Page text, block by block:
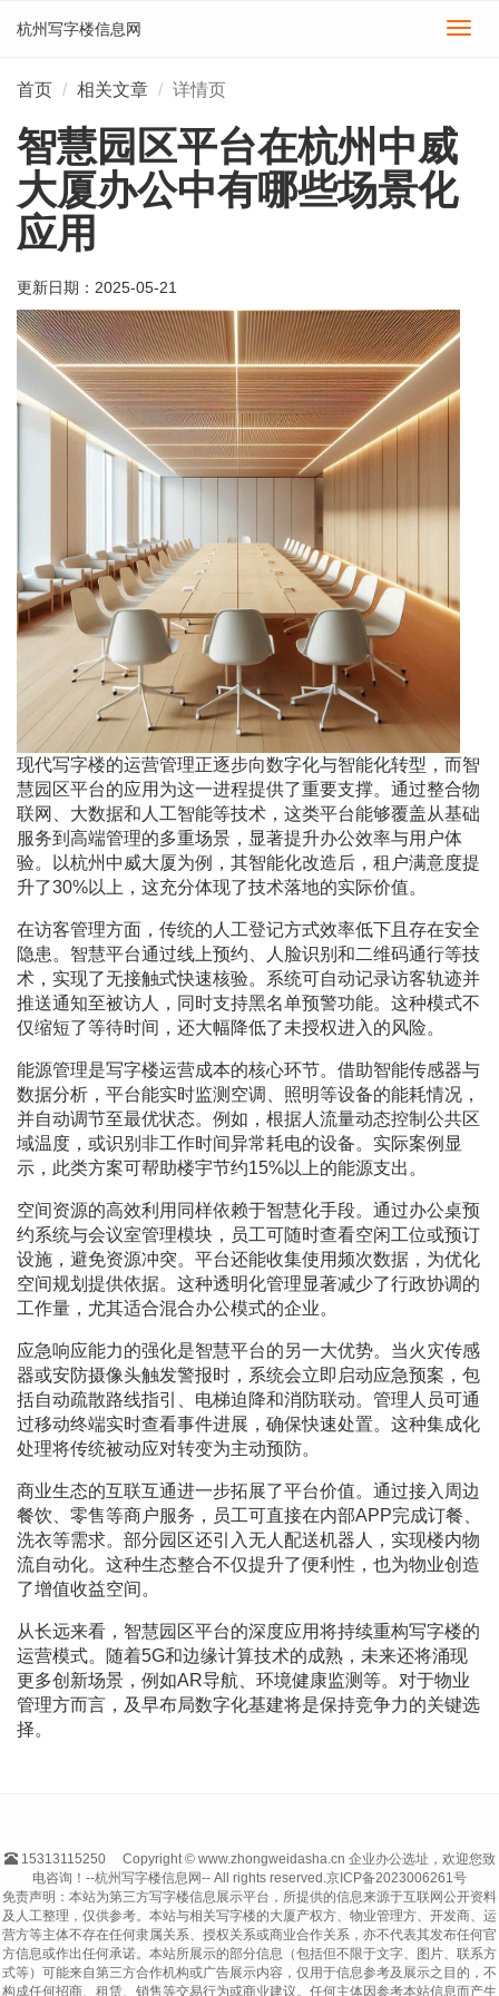
切
杭州写字楼信息网
首页 相关文章 详情页
智慧园区平台在杭州中威
大厦办公中有哪些场景化
应用
更新日期： 2025-05-21
现代写字楼的运营管理正逐步向数字化与智能化转型，而智
慧园区平台的应用为这一进程提供了重要支撑。通过整合物
联网、大数据和人工智能等技术，这类平台能够覆盖从基础
服务到高端管理的多重场景，显著提升办公效率与用户体
验。以杭州中威大厦为例，其智能化改造后，租户满意度提
升了30%以上，这充分体现了技术落地的实际价值。
在访客管理方面，传统的人工登记方式效率低下且存在安全
隐患。智慧平台通过线上预约、人脸识别和二维码通行等技
术，实现了无接触式快速核验。系统可自动记录访客轨迹并
推送通知至被访人，同时支持黑名单预警功能。这种模式不
仅缩短了等待时间，还大幅降低了未授权进入的风险。
能源管理是写字楼运营成本的核心环节。借助智能传感器与
数据分析，平台能实时监测空调、照明等设备的能耗情况，
并自动调节至最优状态。例如，根据人流量动态控制公共区
域温度，或识别非工作时间异常耗电的设备。实际案例显
示，此类方案可帮助楼宇节约15%以上的能源支出。
空间资源的高效利用同样依赖于智慧化手段。通过办公桌预
约系统与会议室管理模块，员工可随时查看空闲工位或预订
设施，避免资源冲突。平台还能收集使用频次数据，为优化
空间规划提供依据。这种透明化管理显著减少了行政协调的
工作量，尤其适合混合办公模式的企业。
应急响应能力的强化是智慧平台的另一大优势。当火灾传感
器或安防摄像头触发警报时，系统会立即启动应急预案，包
括自动疏散路线指引、电梯迫降和消防联动。管理人员可通
过移动终端实时查看事件进展，确保快速处置。这种集成化
处理将传统被动应对转变为主动预防。
商业生态的互联互通进一步拓展了平台价值。通过接入周边
餐饮、零售等商户服务，员工可直接在内部APP完成订餐、
洗衣等需求。部分园区还引入无人配送机器人，实现楼内物
流自动化。这种生态整合不仅提升了便利性，也为物业创造
了增值收益空间。
从长远来看，智慧园区平台的深度应用将持续重构写字楼的
运营模式。随着5G和边缘计算技术的成熟，未来还将涌现
更多创新场景，例如AR导航、环境健康监测等。对于物业
管理方而言，及早布局数字化基建将是保持竞争力的关键选
择。
15313115250
Copyright © www.zhongweidasha.cn 企业办公选址，欢迎您致
电咨询！--杭州写字楼信息网-- All rights reserved.京ICP备2023006261号
免责声明：本站为第三方写字楼信息展示平台，所提供的信息来源于互联网公开资料
及人工整理，仅供参考。本站与相关写字楼的大厦产权方、物业管理方、开发商、运
营方等主体不存在任何隶属关系、授权关系或商业合作关系，亦不代表其发布任何官
方信息或作出任何承诺。本站所展示的部分信息（包括但不限于文字、图片、联系方
式等）可能来自第三方合作机构或广告展示内容，仅用于信息参考及展示之目的，不
构成任何招商、租赁、销售等交易行为或商业建议。任何主体因参考本站信息而产生